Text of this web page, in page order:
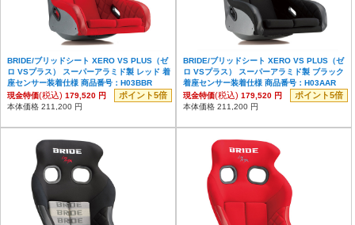
BRIDE/ブリッドシート XERO VS PLUS（ゼ
ロ VSプラス） スーパーアラミド製 レッド 着
座センサー装着仕様 商品番号：H03BBR
現金特価(税込) 179,520 円 ポイント5倍
本体価格 211,200 円
BRIDE/ブリッドシート XERO VS PLUS（ゼ
ロ VSプラス） スーパーアラミド製 ブラック
着座センサー装着仕様 商品番号：H03AAR
現金特価(税込) 179,520 円 ポイント5倍
本体価格 211,200 円